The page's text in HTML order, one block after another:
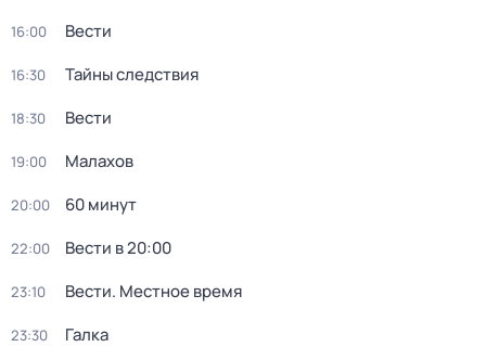
16:00 Вести
16:30 Тайны следствия
18:30 Вести
19:00 Малахов
20:00 60 минут
22:00 Вести в 20:00
23:10 Вести. Местное время
23:30 Галка